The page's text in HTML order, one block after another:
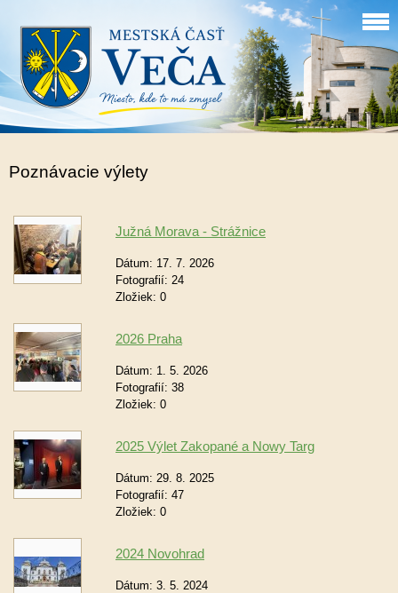
Poznávacie výlety
Južná Morava - Strážnice
Dátum: 17. 7. 2026
Fotografií: 24
Zložiek: 0
2026 Praha
Dátum: 1. 5. 2026
Fotografií: 38
Zložiek: 0
2025 Výlet Zakopané a Nowy Targ
Dátum: 29. 8. 2025
Fotografií: 47
Zložiek: 0
2024 Novohrad
Dátum: 3. 5. 2024